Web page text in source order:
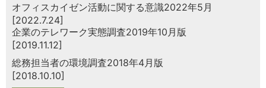
オフィスカイゼン活動に関する意識2022年5月
[2022.7.24]
企業のテレワーク実態調査2019年10月版
[2019.11.12]
総務担当者の環境調査2018年4月版
[2018.10.10]